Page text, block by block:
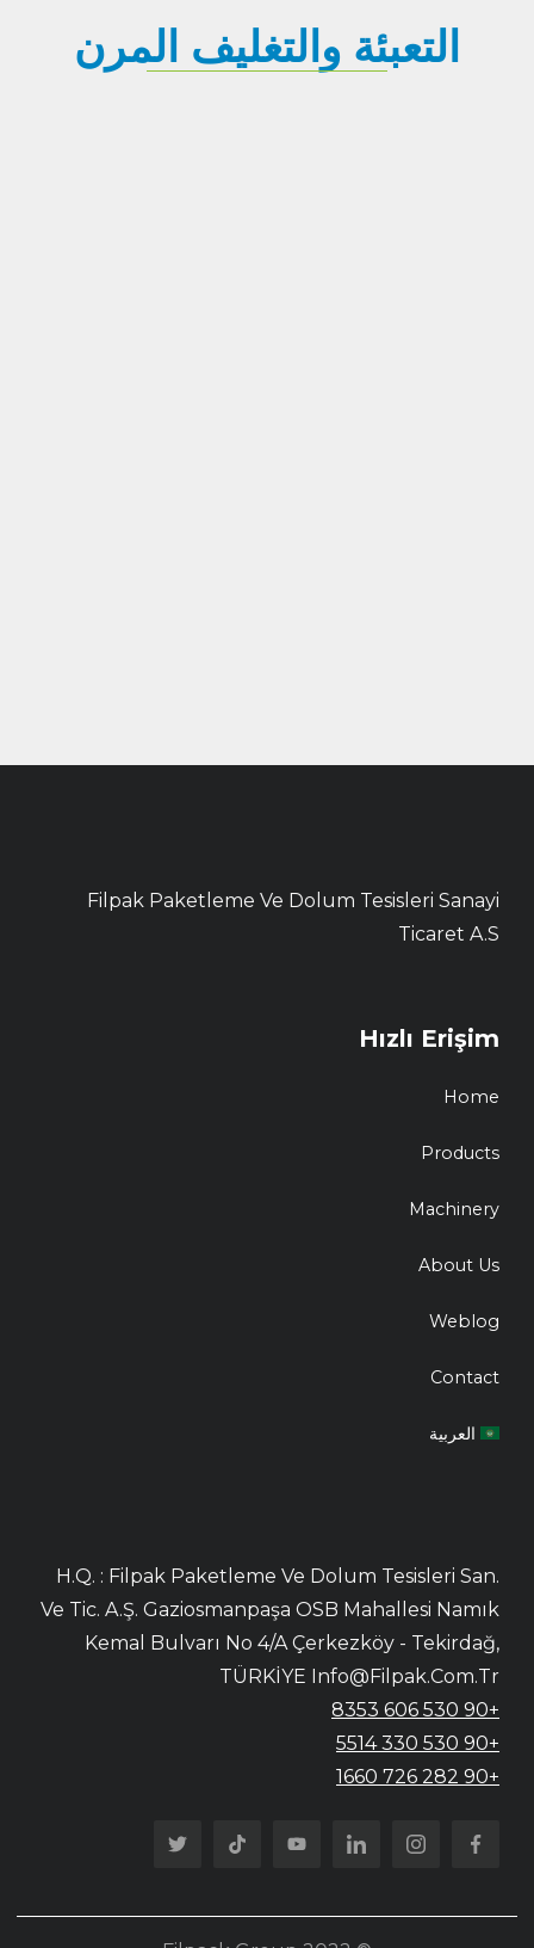
التعبئة والتغليف المرن
Filpak Paketleme Ve Dolum Tesisleri Sanayi
Ticaret A.S
Hızlı Erişim
Home
Products
Machinery
About Us
Weblog
Contact
العربية
H.Q. : Filpak Paketleme Ve Dolum Tesisleri San.
Ve Tic. A.Ş. Gaziosmanpaşa OSB Mahallesi Namık
Kemal Bulvarı No 4/A Çerkezköy - Tekirdağ,
TÜRKİYE Info@filpak.com.tr
+90 530 606 8353
+90 530 330 5514
+90 282 726 1660